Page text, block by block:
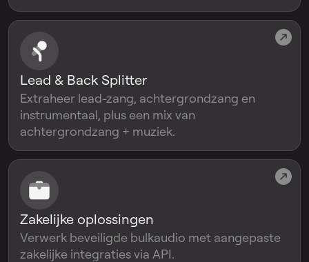
Zakelijke oplossingen
Verwerk beveiligde bulkaudio met aangepaste
zakelijke integraties via API.
Lead & Back Splitter
Extraheer lead-zang, achtergrondzang en
instrumentaal, plus een mix van
achtergrondzang + muziek.